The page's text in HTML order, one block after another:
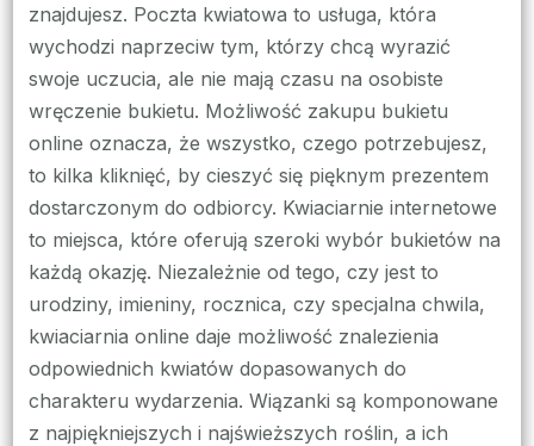
znajdujesz. Poczta kwiatowa to usługa, która
wychodzi naprzeciw tym, którzy chcą wyrazić
swoje uczucia, ale nie mają czasu na osobiste
wręczenie bukietu. Możliwość zakupu bukietu
online oznacza, że wszystko, czego potrzebujesz,
to kilka kliknięć, by cieszyć się pięknym prezentem
dostarczonym do odbiorcy. Kwiaciarnie internetowe
to miejsca, które oferują szeroki wybór bukietów na
każdą okazję. Niezależnie od tego, czy jest to
urodziny, imieniny, rocznica, czy specjalna chwila,
kwiaciarnia online daje możliwość znalezienia
odpowiednich kwiatów dopasowanych do
charakteru wydarzenia. Wiązanki są komponowane
z najpiękniejszych i najświeższych roślin, a ich